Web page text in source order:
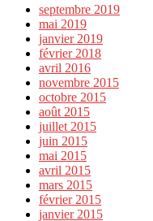
septembre 2019
mai 2019
janvier 2019
février 2018
avril 2016
novembre 2015
octobre 2015
août 2015
juillet 2015
juin 2015
mai 2015
avril 2015
mars 2015
février 2015
janvier 2015